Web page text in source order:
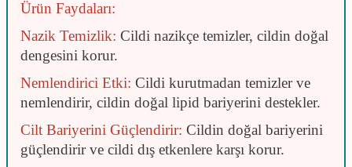
Ürün Faydaları:
Nazik Temizlik: Cildi nazikçe temizler, cildin doğal
dengesini korur.
Nemlendirici Etki: Cildi kurutmadan temizler ve
nemlendirir, cildin doğal lipid bariyerini destekler.
Cilt Bariyerini Güçlendirir: Cildin doğal bariyerini
güçlendirir ve cildi dış etkenlere karşı korur.